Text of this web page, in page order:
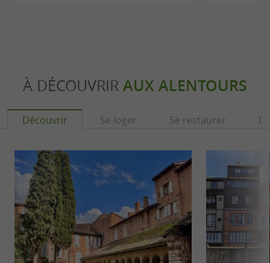
À DÉCOUVRIR AUX ALENTOURS
Découvrir Se loger Se restaurer